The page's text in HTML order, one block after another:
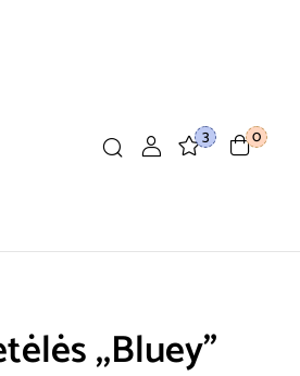
3 0
,,Bluey”